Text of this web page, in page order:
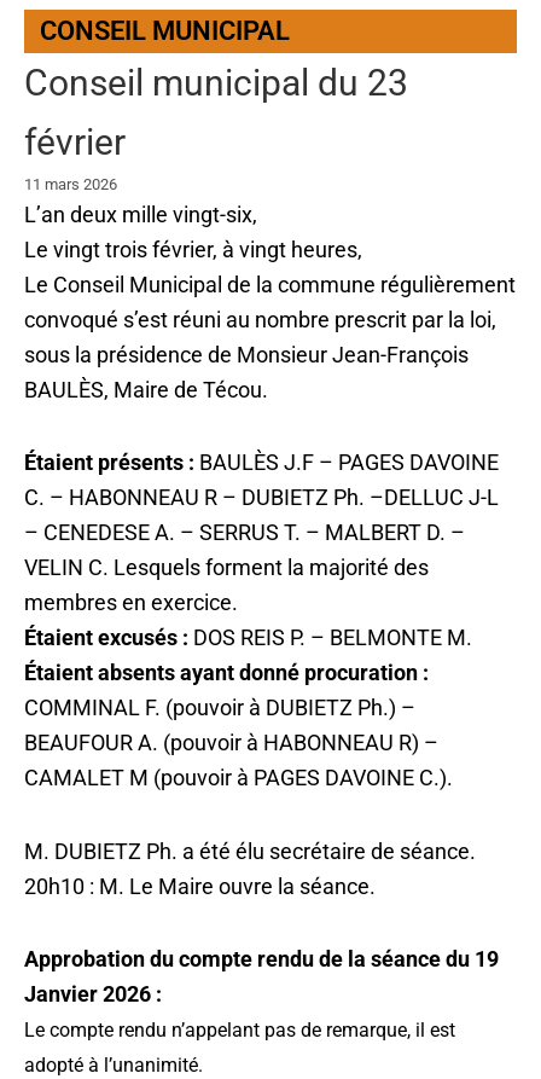
CONSEIL MUNICIPAL
Conseil municipal du 23
février
11 mars 2026
L’an deux mille vingt-six,
Le vingt trois février, à vingt heures,
Le Conseil Municipal de la commune régulièrement
convoqué s’est réuni au nombre prescrit par la loi,
sous la présidence de Monsieur Jean-François
BAULÈS, Maire de Técou.
Étaient présents : BAULÈS J.F – PAGES DAVOINE
C. – HABONNEAU R – DUBIETZ Ph. –DELLUC J-L
– CENEDESE A. – SERRUS T. – MALBERT D. –
VELIN C. Lesquels forment la majorité des
membres en exercice.
Étaient excusés : DOS REIS P. – BELMONTE M.
Étaient absents ayant donné procuration :
COMMINAL F. (pouvoir à DUBIETZ Ph.) –
BEAUFOUR A. (pouvoir à HABONNEAU R) –
CAMALET M (pouvoir à PAGES DAVOINE C.).
M. DUBIETZ Ph. a été élu secrétaire de séance.
20h10 : M. Le Maire ouvre la séance.
Approbation du compte rendu de la séance du 19
Janvier 2026 :
Le compte rendu n’appelant pas de remarque, il est
adopté à l’unanimité.